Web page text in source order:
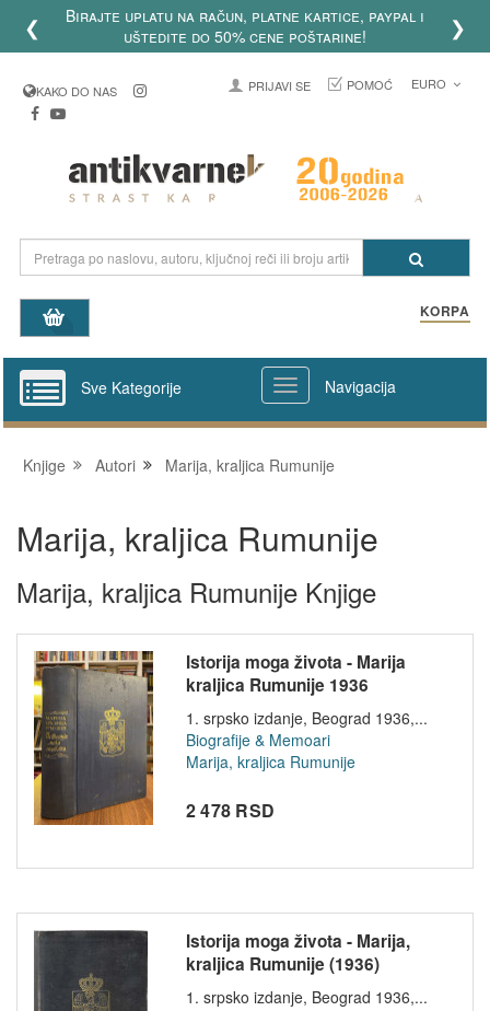
❮
Birajte uplatu na račun, platne kartice, paypal i
uštedite do 50% cene poštarine!
❯
KAKO DO NAS PRIJAVI SE POMOĆ EURO
KORPA
Sve Kategorije Navigacija
Knjige Autori Marija, kraljica Rumunije
Marija, kraljica Rumunije
Marija, kraljica Rumunije Knjige
Istorija moga života - Marija
kraljica Rumunije 1936
1. srpsko izdanje, Beograd 1936,...
Biografije & Memoari
Marija, kraljica Rumunije
2 478 RSD
Istorija moga života - Marija,
kraljica Rumunije (1936)
1. srpsko izdanje, Beograd 1936,...